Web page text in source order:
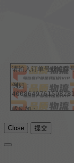
Close 提交